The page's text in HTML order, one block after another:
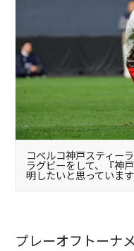
コベルコ神戸スティー
ラグビーをして、『神
明したいと思っています
プレーオフトーナ